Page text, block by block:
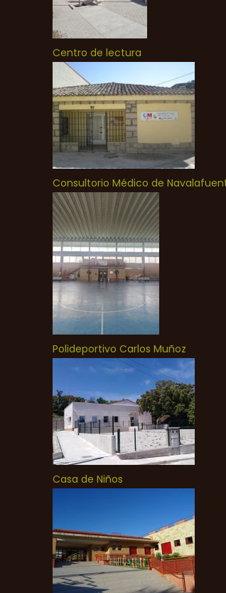
Centro de lectura
Consultorio Médico de
Polideportivo Carlos Muñoz
Casa de Niños